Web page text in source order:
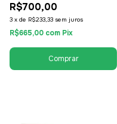
de Parfum Tester - Feminino
R$700,00
3 x de R$233,33 sem juros
R$665,00 com Pix